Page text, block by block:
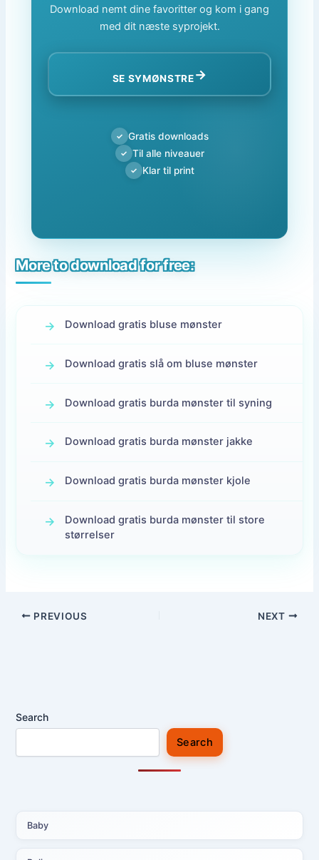
Download nemt dine favoritter og kom i gang
med dit næste syprojekt.
SE SYMØNSTRE→
✓ Gratis downloads
✓ Til alle niveauer
✓ Klar til print
More to download for free:
Download gratis bluse mønster
Download gratis slå om bluse mønster
Download gratis burda mønster til syning
Download gratis burda mønster jakke
Download gratis burda mønster kjole
Download gratis burda mønster til store
størrelser
PREVIOUS NEXT
Search
Search
Baby